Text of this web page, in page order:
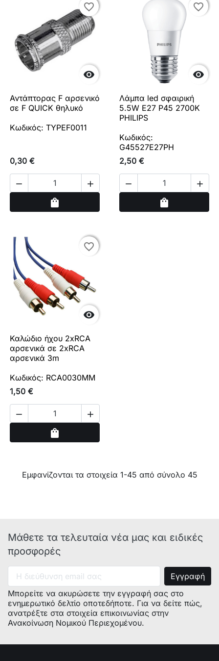

favorite_border
favorite_border
Αντάπτορας F αρσενικό
σε F QUICK θηλυκό
Κωδικός: TYPEF0011
0,30 €
 
shopping_bag

favorite_border
favorite_border
Λάμπα led σφαιρική
5.5W E27 P45 2700Κ
PHILIPS
Κωδικός:
G45527E27PH
2,50 €
 
shopping_bag

favorite_border
favorite_border
Καλώδιο ήχου 2xRCA
αρσενικά σε 2xRCA
αρσενικά 3m
Κωδικός: RCA0030MM
1,50 €
 
shopping_bag
Εμφανίζονται τα στοιχεία 1-45 από σύνολο 45
Μάθετε τα τελευταία νέα μας και ειδικές
προσφορές
Μπορείτε να ακυρώσετε την εγγραφή σας στο
ενημερωτικό δελτίο οποτεδήποτε. Για να δείτε πώς,
ανατρέξτε στα στοιχεία επικοινωνίας στην
Ανακοίνωση Νομικού Περιεχομένου.